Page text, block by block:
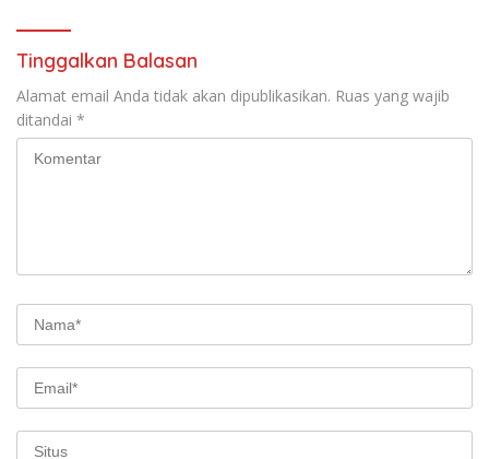
Tinggalkan Balasan
Alamat email Anda tidak akan dipublikasikan. Ruas yang wajib
ditandai *